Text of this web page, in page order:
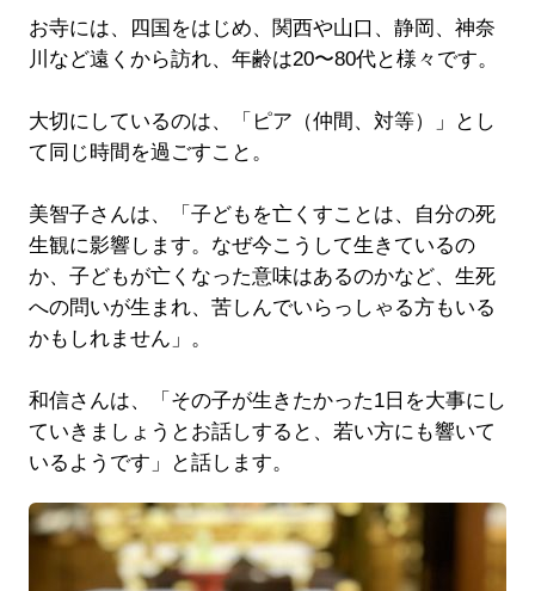
お寺には、四国をはじめ、関西や山口、静岡、神奈
川など遠くから訪れ、年齢は20〜80代と様々です。
大切にしているのは、「ピア（仲間、対等）」とし
て同じ時間を過ごすこと。
美智子さんは、「子どもを亡くすことは、自分の死
生観に影響します。なぜ今こうして生きているの
か、子どもが亡くなった意味はあるのかなど、生死
への問いが生まれ、苦しんでいらっしゃる方もいる
かもしれません」。
和信さんは、「その子が生きたかった1日を大事にし
ていきましょうとお話しすると、若い方にも響いて
いるようです」と話します。